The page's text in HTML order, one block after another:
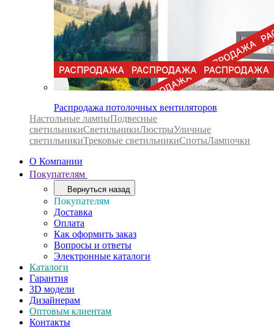
Распродажа потолочных вентиляторов
Настольные лампыПодвесные
светильникиСветильникиЛюстрыУличные
светильникиТрековые светильникиСпотыЛампочки
О Компании
Покупателям
Вернуться назад
Покупателям
Доставка
Оплата
Как оформить заказ
Вопросы и ответы
Электронные каталоги
Каталоги
Гарантия
3D модели
Дизайнерам
Оптовым клиентам
Контакты